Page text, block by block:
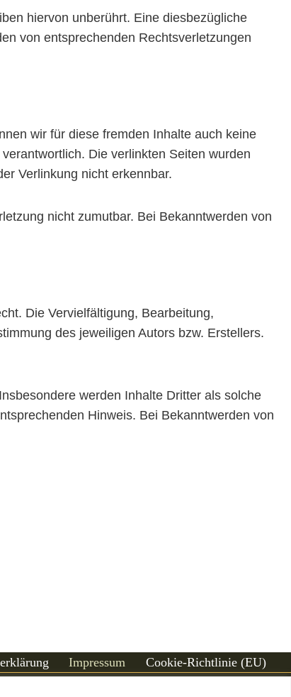
hiervon unberührt. Eine diesbezügliche
von entsprechenden Rechtsverletzungen
wir für diese fremden Inhalte auch keine
Die verlinkten Seiten wurden
Verlinkung nicht erkennbar.
nicht zumutbar. Bei Bekanntwerden von
Die Vervielfältigung, Bearbeitung,
des jeweiligen Autors bzw. Erstellers.
werden Inhalte Dritter als solche
Hinweis. Bei Bekanntwerden von
Impressum Cookie-Richtlinie (EU)